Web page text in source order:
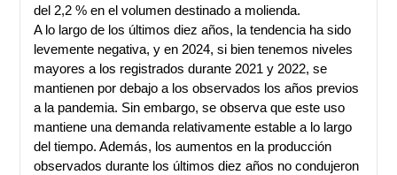
del 2,2 % en el volumen destinado a molienda.
A lo largo de los últimos diez años, la tendencia ha sido
levemente negativa, y en 2024, si bien tenemos niveles
mayores a los registrados durante 2021 y 2022, se
mantienen por debajo a los observados los años previos
a la pandemia. Sin embargo, se observa que este uso
mantiene una demanda relativamente estable a lo largo
del tiempo. Además, los aumentos en la producción
observados durante los últimos diez años no condujeron